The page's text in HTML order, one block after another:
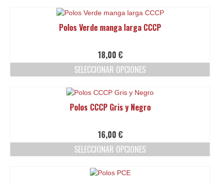
Polos Verde manga larga CCCP
18,00 €
SELECCIONAR OPCIONES
producto
múltiples
Las
opciones
se
elegir
Polos CCCP Gris y Negro
16,00 €
SELECCIONAR OPCIONES
producto